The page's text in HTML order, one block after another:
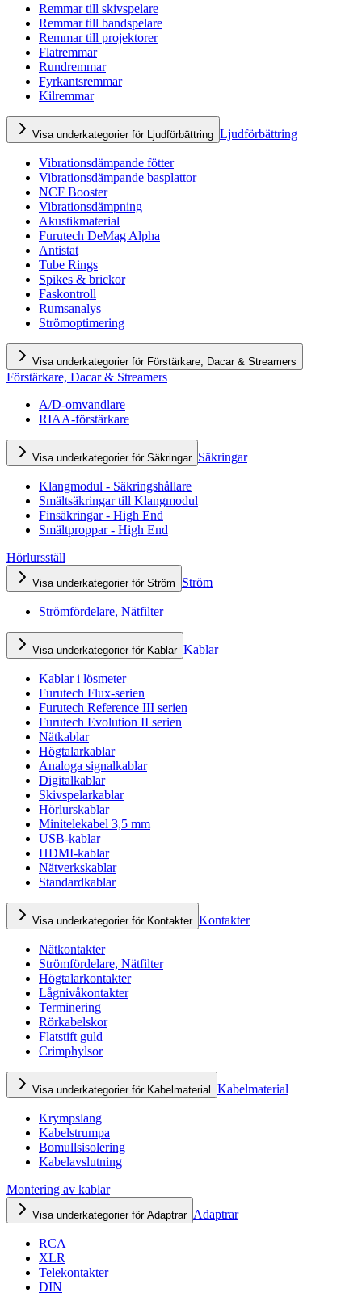
Remmar till skivspelare
Remmar till bandspelare
Remmar till projektorer
Flatremmar
Rundremmar
Fyrkantsremmar
Kilremmar
Visa underkategorier för Ljudförbättring Ljudförbättring
Vibrationsdämpande fötter
Vibrationsdämpande basplattor
NCF Booster
Vibrationsdämpning
Akustikmaterial
Furutech DeMag Alpha
Antistat
Tube Rings
Spikes & brickor
Faskontroll
Rumsanalys
Strömoptimering
Visa underkategorier för Förstärkare, Dacar & Streamers
Förstärkare, Dacar & Streamers
A/D-omvandlare
RIAA-förstärkare
Visa underkategorier för Säkringar Säkringar
Klangmodul - Säkringshållare
Smältsäkringar till Klangmodul
Finsäkringar - High End
Smältproppar - High End
Hörlursställ
Visa underkategorier för Ström Ström
Strömfördelare, Nätfilter
Visa underkategorier för Kablar Kablar
Kablar i lösmeter
Furutech Flux-serien
Furutech Reference III serien
Furutech Evolution II serien
Nätkablar
Högtalarkablar
Analoga signalkablar
Digitalkablar
Skivspelarkablar
Hörlurskablar
Minitelekabel 3,5 mm
USB-kablar
HDMI-kablar
Nätverkskablar
Standardkablar
Visa underkategorier för Kontakter Kontakter
Nätkontakter
Strömfördelare, Nätfilter
Högtalarkontakter
Lågnivåkontakter
Terminering
Rörkabelskor
Flatstift guld
Crimphylsor
Visa underkategorier för Kabelmaterial Kabelmaterial
Krympslang
Kabelstrumpa
Bomullsisolering
Kabelavslutning
Montering av kablar
Visa underkategorier för Adaptrar Adaptrar
RCA
XLR
Telekontakter
DIN